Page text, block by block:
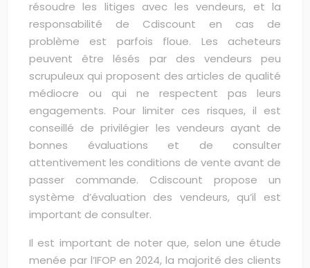
résoudre les litiges avec les vendeurs, et la
responsabilité de Cdiscount en cas de
problème est parfois floue. Les acheteurs
peuvent être lésés par des vendeurs peu
scrupuleux qui proposent des articles de qualité
médiocre ou qui ne respectent pas leurs
engagements. Pour limiter ces risques, il est
conseillé de privilégier les vendeurs ayant de
bonnes évaluations et de consulter
attentivement les conditions de vente avant de
passer commande. Cdiscount propose un
système d’évaluation des vendeurs, qu’il est
important de consulter.
Il est important de noter que, selon une étude
menée par l’IFOP en 2024, la majorité des clients